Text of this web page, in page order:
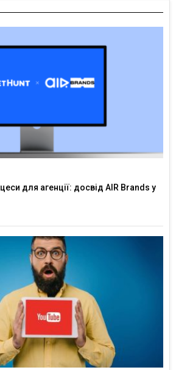
для агенції: досвід AIR Brands у